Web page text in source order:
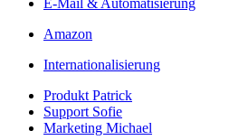
E-Mail & Automatisierung
Amazon
Internationalisierung
Produkt Patrick
Support Sofie
Marketing Michael